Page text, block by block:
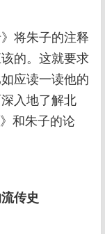
将朱子的注释
的。这就要求
应读一读他的
入地了解北
和朱子的论
传史